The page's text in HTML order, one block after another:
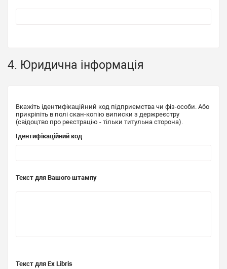
4. Юридична інформація
Вкажіть ідентифікаційний код підприємства чи фіз-особи. Або
прикріпіть в полі скан-копію виписки з держреєстру
(свідоцтво про реєстрацію - тільки титульна сторона).
Ідентифікаційний код
Текст для Вашого штампу
Текст для Ex Libris